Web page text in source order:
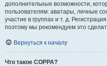
дополнительные возможности,
пользователям: аватары, личные
участие в группах и т. д.
поэтому мы рекомендуем это
Вернуться к началу
Что такое COPPA?